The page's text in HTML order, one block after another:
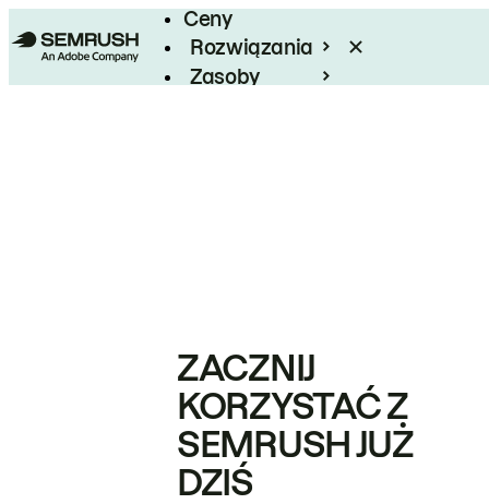
Ceny
Rozwiązania
Zasoby
ZACZNIJ
KORZYSTAĆ Z
SEMRUSH JUŻ
DZIŚ